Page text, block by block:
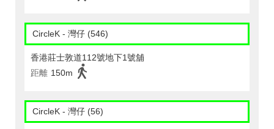
CircleK - 灣仔 (546)
香港莊士敦道112號地下1號舖
距離 150m
CircleK - 灣仔 (56)